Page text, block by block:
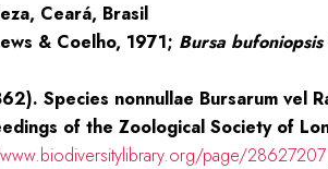
Ceará, Brasil
& Coelho, 1971; Bursa bufoniopsis
Species nonnullae Bursarum vel
of the Zoological Society of
page/28627207